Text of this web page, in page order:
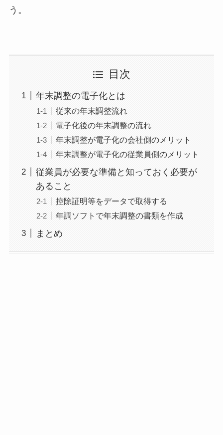
う。
目次
年末調整の電子化とは
従来の年末調整流れ
電子化後の年末調整の流れ
年末調整が電子化の会社側のメリット
年末調整が電子化の従業員側のメリット
従業員が必要な準備と知っておく必要が
あること
控除証明等をデータで取得する
年調ソフトで年末調整の書類を作成
まとめ